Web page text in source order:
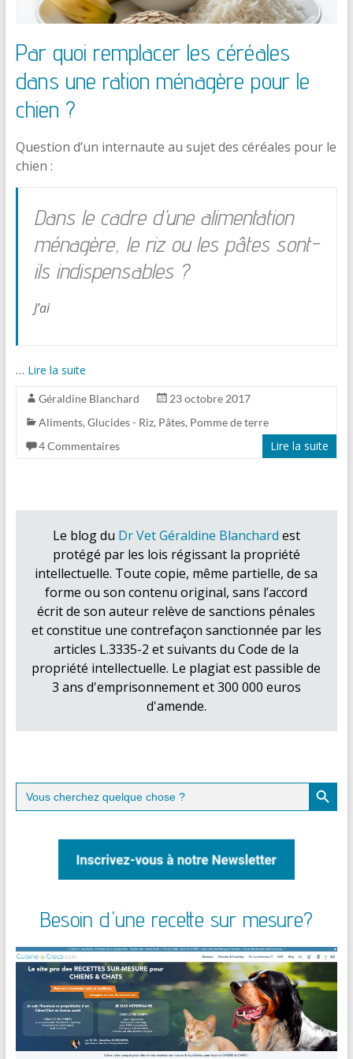
Par quoi remplacer les céréales
dans une ration ménagère pour le
chien ?
Question d’un internaute au sujet des céréales pour le
chien :
Dans le cadre d’une alimentation
ménagère, le riz ou les pâtes sont-
ils indispensables ?
J’ai
… Lire la suite
Géraldine Blanchard
23 octobre 2017
Aliments, Glucides - Riz, Pâtes, Pomme de terre
4 Commentaires
Lire la suite
Le blog du Dr Vet Géraldine Blanchard est
protégé par les lois régissant la propriété
intellectuelle. Toute copie, même partielle, de sa
forme ou son contenu original, sans l’accord
écrit de son auteur relève de sanctions pénales
et constitue une contrefaçon sanctionnée par les
articles L.3335-2 et suivants du Code de la
propriété intellectuelle. Le plagiat est passible de
3 ans d'emprisonnement et 300 000 euros
d'amende.
Search
for:
Search Button
Besoin d'une recette sur mesure?